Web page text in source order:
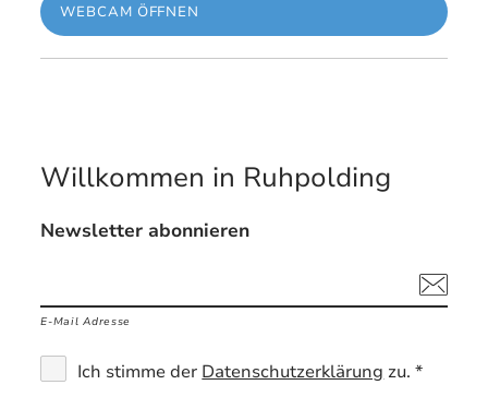
WEBCAM ÖFFNEN
Willkommen in Ruhpolding
Newsletter abonnieren
E-Mail Adresse
Ich stimme der Datenschutzerklärung zu. *